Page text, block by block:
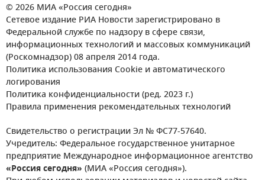
© 2026 МИА «Россия сегодня»
Сетевое издание РИА Новости зарегистрировано в
Федеральной службе по надзору в сфере связи,
информационных технологий и массовых коммуникаций
(Роскомнадзор) 08 апреля 2014 года.
Политика использования Cookie и автоматического
логирования
Политика конфиденциальности (ред. 2023 г.)
Правила применения рекомендательных технологий
Свидетельство о регистрации Эл № ФС77-57640.
Учредитель: Федеральное государственное унитарное
предприятие Международное информационное агентство
«Россия сегодня» (МИА «Россия сегодня»).